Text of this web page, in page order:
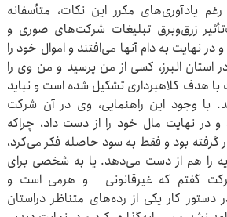
یادآوری‌های مکرر این نکات، متأسفانه
زرق‌وبرق تبلیغات شرکت‌های صوری و
و در نهایت به دام آنها می‌افتند و اموال خود را
استان البرز، کسی از من پرسید و من وی را
هدف کلاهبرداری تشکیل شده است و نباید
با وجود این راهنمایی، وی در آن شرکت
در نهایت مال خود را از دست داد، چراکه
گرفته بود و فقط به سود حاصله فکر می‌کرد،
را هم از دست می‌دهد. یا به شخصی برای
گفتم که غیرقانونی و هرمی است و
دستور کار یکی از رده‌های متناظر دراستان